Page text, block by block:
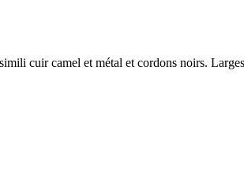
cuir camel et métal et cordons noirs. Larges